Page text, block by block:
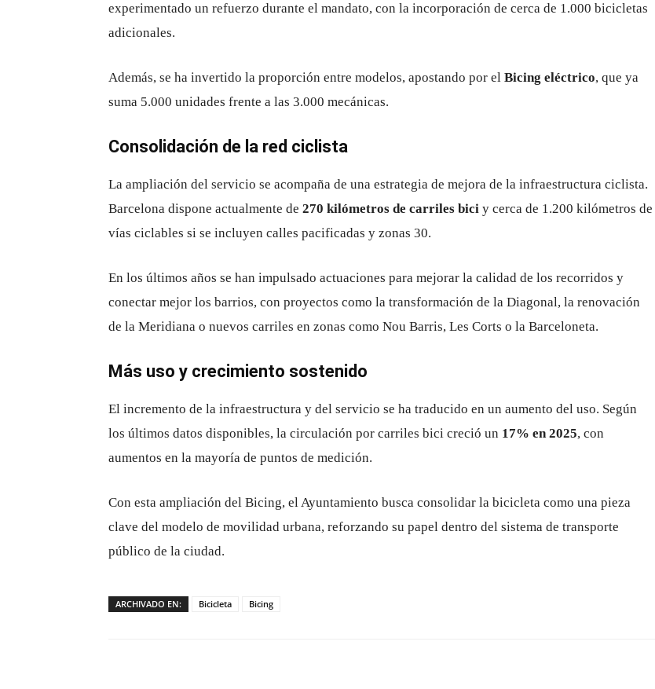
experimentado un refuerzo durante el mandato, con la incorporación de cerca de 1.000 bicicletas
adicionales.
Además, se ha invertido la proporción entre modelos, apostando por el Bicing eléctrico, que ya
suma 5.000 unidades frente a las 3.000 mecánicas.
Consolidación de la red ciclista
La ampliación del servicio se acompaña de una estrategia de mejora de la infraestructura ciclista.
Barcelona dispone actualmente de 270 kilómetros de carriles bici y cerca de 1.200 kilómetros de
vías ciclables si se incluyen calles pacificadas y zonas 30.
En los últimos años se han impulsado actuaciones para mejorar la calidad de los recorridos y
conectar mejor los barrios, con proyectos como la transformación de la Diagonal, la renovación
de la Meridiana o nuevos carriles en zonas como Nou Barris, Les Corts o la Barceloneta.
Más uso y crecimiento sostenido
El incremento de la infraestructura y del servicio se ha traducido en un aumento del uso. Según
los últimos datos disponibles, la circulación por carriles bici creció un 17% en 2025, con
aumentos en la mayoría de puntos de medición.
Con esta ampliación del Bicing, el Ayuntamiento busca consolidar la bicicleta como una pieza
clave del modelo de movilidad urbana, reforzando su papel dentro del sistema de transporte
público de la ciudad.
ARCHIVADO EN: Bicicleta Bicing